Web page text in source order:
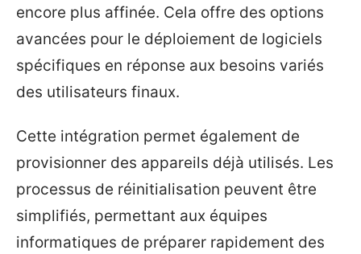
encore plus affinée. Cela offre des options
avancées pour le déploiement de logiciels
spécifiques en réponse aux besoins variés
des utilisateurs finaux.
Cette intégration permet également de
provisionner des appareils déjà utilisés. Les
processus de réinitialisation peuvent être
simplifiés, permettant aux équipes
informatiques de préparer rapidement des